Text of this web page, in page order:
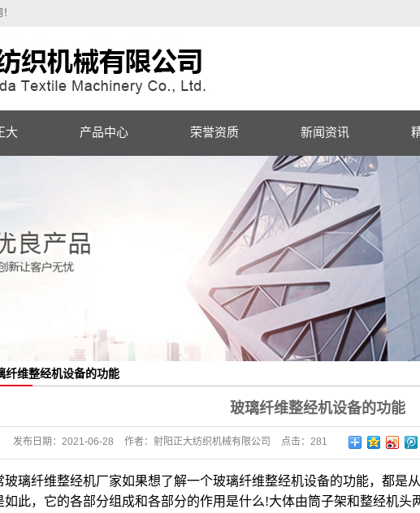
大
示
产品中心
扁丝整经机
经浆联合机
织轴系列
经轴系列
荣誉资质 新闻资讯
公司资讯
行业动态
常见问题
纤维整经机设备的功能
玻璃纤维整经机设备的功能
发布日期： 2021-06-28 作者： 射阳正大纺织机械有限公司 点击： 281
玻璃纤维整经机厂家如果想了解一个玻璃纤维整经机设备的功能，都是
如此，它的各部分组成和各部分的作用是什么!大体由筒子架和整经机头